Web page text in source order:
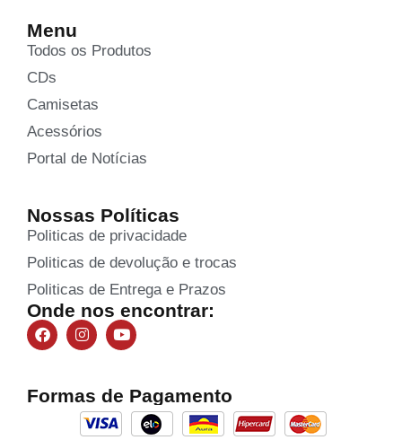
Menu
Todos os Produtos
CDs
Camisetas
Acessórios
Portal de Notícias
Nossas Políticas
Politicas de privacidade
Politicas de devolução e trocas
Politicas de Entrega e Prazos
Onde nos encontrar:
Formas de Pagamento